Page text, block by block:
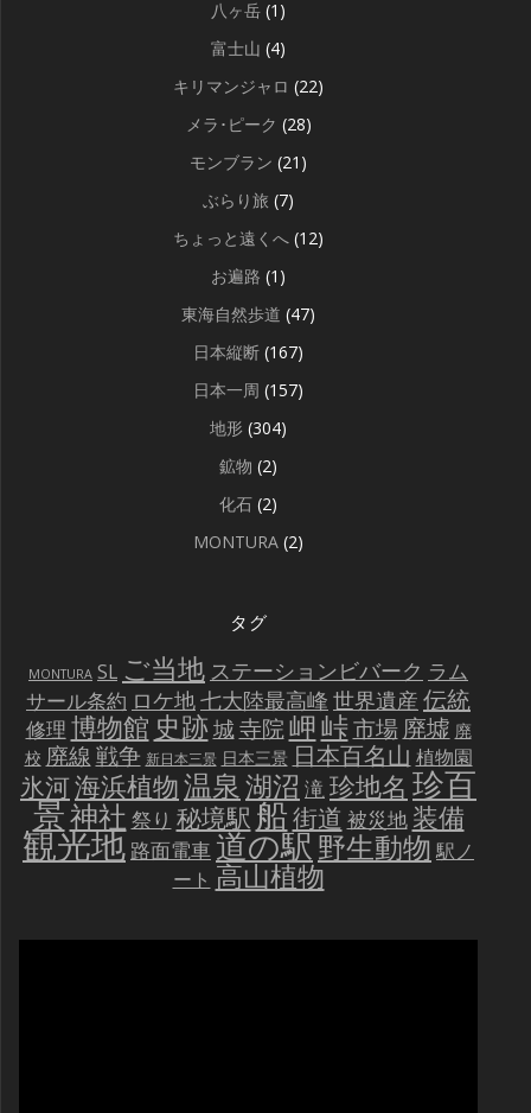
八ヶ岳 (1)
富士山 (4)
キリマンジャロ (22)
メラ･ピーク (28)
モンブラン (21)
ぶらり旅 (7)
ちょっと遠くへ (12)
お遍路 (1)
東海自然歩道 (47)
日本縦断 (167)
日本一周 (157)
地形 (304)
鉱物 (2)
化石 (2)
MONTURA (2)
タグ
MONTURA SL ご当地 ステーションビバーク ラム
サール条約 ロケ地七大陸最高峰 世界遺産 伝統
修理 博物館 史跡城寺院岬峠市場 廃墟 廃
校 廃線戦争 新日本三景 日本三景 日本百名山 植物園
氷河海浜植物温泉湖沼 滝珍地名 珍百
景神社 祭り 秘境駅船街道 被災地 装備
観光地 路面電車道の駅野生動物 駅ノ
ート 高山植物